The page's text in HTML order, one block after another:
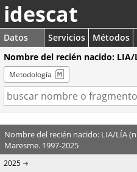
idescat
Datos Servicios Métodos
Nombre del recién nacido:
Metodología
Nombre del recién nacido: LIA/LÍA
Maresme. 1997-2025
2025